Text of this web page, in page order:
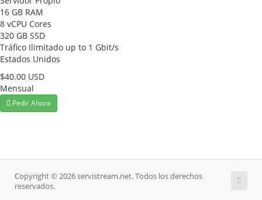
16 GB RAM
8 vCPU Cores
320 GB SSD
Tráfico Ilimitado up to 1 Gbit/s
Estados Unidos
$40.00 USD
Mensual
Pedir Ahora
Copyright © 2026 servistream.net. Todos los derechos
reservados.